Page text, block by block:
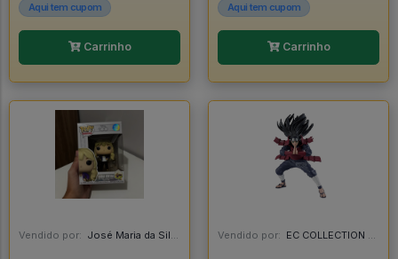
Aqui tem cupom
Carrinho
Aqui tem cupom
Carrinho
Vendido por: José Maria da Silva Junior - AL Vendido por: EC COLLECTION - SP